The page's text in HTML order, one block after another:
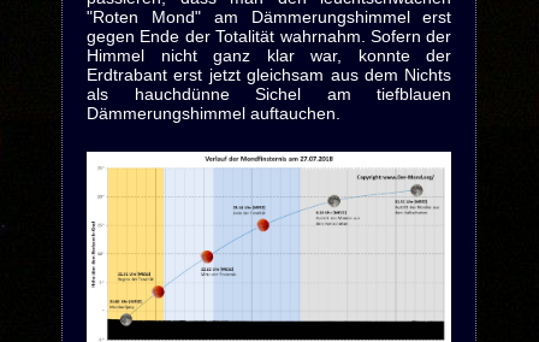
"Roten Mond" am Dämmerungshimmel erst
gegen Ende der Totalität wahrnahm. Sofern der
Himmel nicht ganz klar war, konnte der
Erdtrabant erst jetzt gleichsam aus dem Nichts
als hauchdünne Sichel am tiefblauen
Dämmerungshimmel auftauchen.